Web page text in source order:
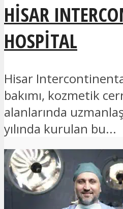
HISAR
HOSPITAL
Hisar
bakımı, kozmetik
alanlarında
yılında kurulan bu...